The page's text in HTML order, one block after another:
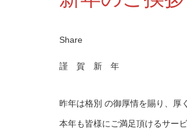
Share
謹 賀 新 年
昨年は格別 の御厚情を賜り、厚
本年も皆様にご満足頂けるサー